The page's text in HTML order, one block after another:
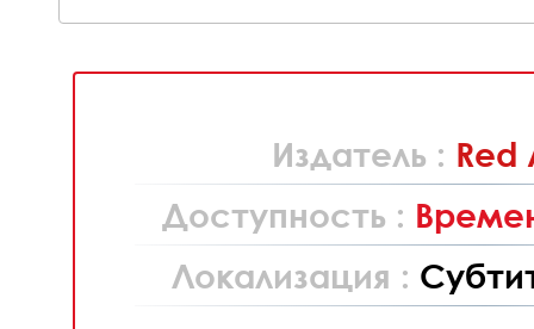
Издатель : Red
Доступность :
Локализация :